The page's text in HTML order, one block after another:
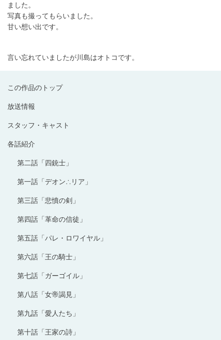
この作品のトップ
放送情報
スタッフ・キャスト
各話紹介
第二話「四銃士」
第一話「デオン∴リア」
第三話「悲憤の剣」
第四話「革命の信徒」
第五話「パレ・ロワイヤル」
第六話「王の騎士」
第七話「ガーゴイル」
第八話「女帝謁見」
第九話「愛人たち」
第十話「王家の詩」
ました。
写真も撮ってもらいました。
甘い想い出です。
言い忘れていましたが川島はオトコです。